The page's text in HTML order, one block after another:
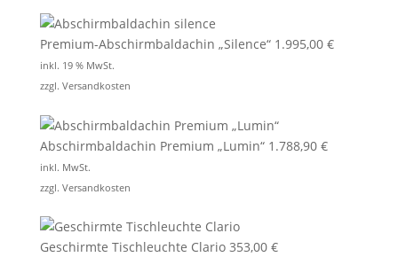
Premium-Abschirmbaldachin „Silence“ 1.995,00 €
inkl. 19 % MwSt.
zzgl. Versandkosten
Abschirmbaldachin Premium „Lumin“ 1.788,90 €
inkl. MwSt.
zzgl. Versandkosten
Geschirmte Tischleuchte Clario 353,00 €